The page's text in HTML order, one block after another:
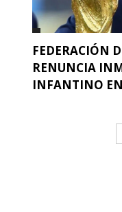
FEDERACIÓN
RENUNCIA
INFANTINO